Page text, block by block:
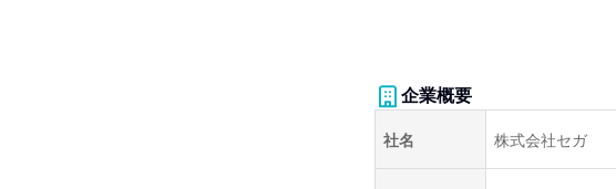
企業概要
社名 株式会社セガ